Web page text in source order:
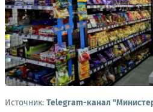
Источник: Telegram-канал